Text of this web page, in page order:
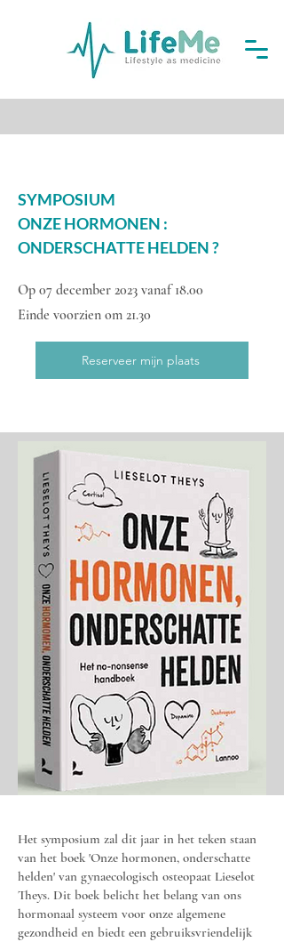
SYMPOSIUM
ONZE HORMONEN :
ONDERSCHATTE HELDEN ?
Op 07 december 2023 vanaf 18.00
Einde voorzien om 21.30
Reserveer mijn plaats
Het symposium zal dit jaar in het teken staan
van het boek 'Onze hormonen, onderschatte
helden' van ​gynaecologisch osteopaat Lieselot
Theys. Dit boek belicht het belang van ons
hormonaal systeem voor onze algemene
gezondheid en biedt een gebruiksvriendelijk